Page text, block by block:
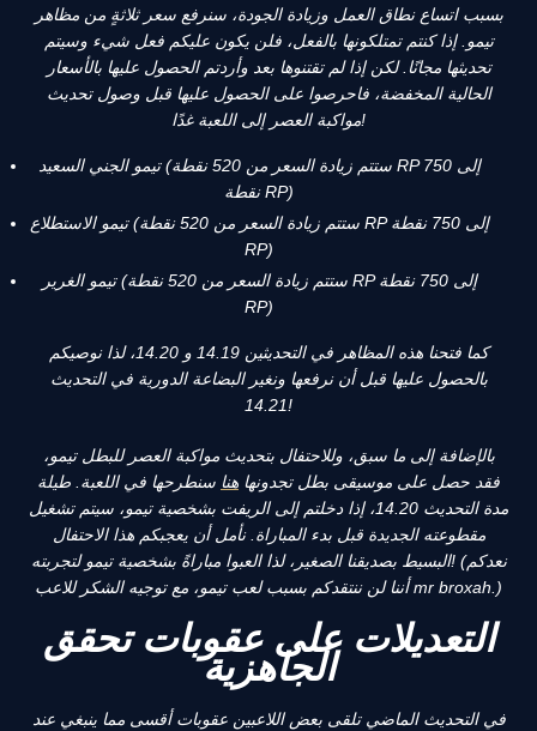
بسبب اتساع نطاق العمل وزيادة الجودة، سنرفع سعر ثلاثةٍ من مظاهر
تيمو. إذا كنتم تمتلكونها بالفعل، فلن يكون عليكم فعل شيء وسيتم
تحديثها مجانًا. لكن إذا لم تقتنوها بعد وأردتم الحصول عليها بالأسعار
الحالية المخفضة، فاحرصوا على الحصول عليها قبل وصول تحديث
مواكبة العصر إلى اللعبة غدًا!
تيمو الجني السعيد (ستتم زيادة السعر من 520 نقطة RP إلى 750
نقطة RP)
تيمو الاستطلاع (ستتم زيادة السعر من 520 نقطة RP إلى 750 نقطة
RP)
تيمو الغرير (ستتم زيادة السعر من 520 نقطة RP إلى 750 نقطة
RP)
كما فتحنا هذه المظاهر في التحديثين 14.19 و 14.20، لذا نوصيكم
بالحصول عليها قبل أن نرفعها ونغير البضاعة الدورية في التحديث
14.21!
بالإضافة إلى ما سبق، وللاحتفال بتحديث مواكبة العصر للبطل تيمو،
فقد حصل على موسيقى بطل تجدونها هنا سنطرحها في اللعبة. طيلة
مدة التحديث 14.20، إذا دخلتم إلى الريفت بشخصية تيمو، سيتم تشغيل
مقطوعته الجديدة قبل بدء المباراة. نأمل أن يعجبكم هذا الاحتفال
البسيط بصديقنا الصغير، لذا العبوا مباراةً بشخصية تيمو لتجربته! (نعدكم
أننا لن ننتقدكم بسبب لعب تيمو، مع توجيه الشكر للاعب mr broxah.)
التعديلات على عقوبات تحقق
الجاهزية
في التحديث الماضي تلقى بعض اللاعبين عقوبات أقسى مما ينبغي عند